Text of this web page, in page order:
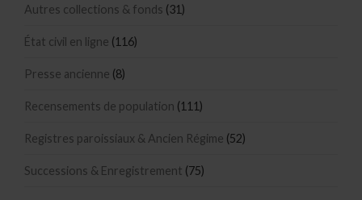
Autres collections & fonds (31)
État civil en ligne (116)
Presse ancienne (8)
Recensements de population (111)
Registres paroissiaux & Ancien Régime (52)
Successions & Enregistrement (75)